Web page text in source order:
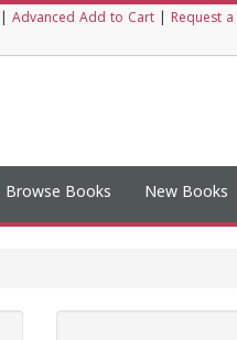
Advanced Add to Cart Request
Browse Books New Books